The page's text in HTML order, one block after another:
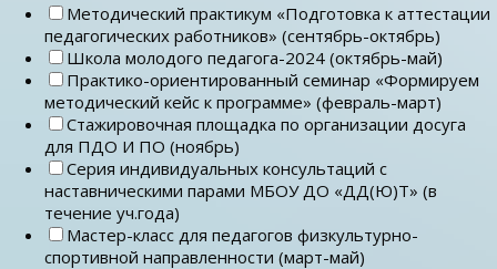
Методический практикум «Подготовка к аттестации
педагогических работников» (сентябрь-октябрь)
Школа молодого педагога-2024 (октябрь-май)
Практико-ориентированный семинар «Формируем
методический кейс к программе» (февраль-март)
Стажировочная площадка по организации досуга
для ПДО И ПО (ноябрь)
Серия индивидуальных консультаций с
наставническими парами МБОУ ДО «ДД(Ю)Т» (в
течение уч.года)
Мастер-класс для педагогов физкультурно-
спортивной направленности (март-май)